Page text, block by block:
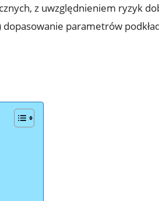
z uwzględnieniem ryzyk
parametrów